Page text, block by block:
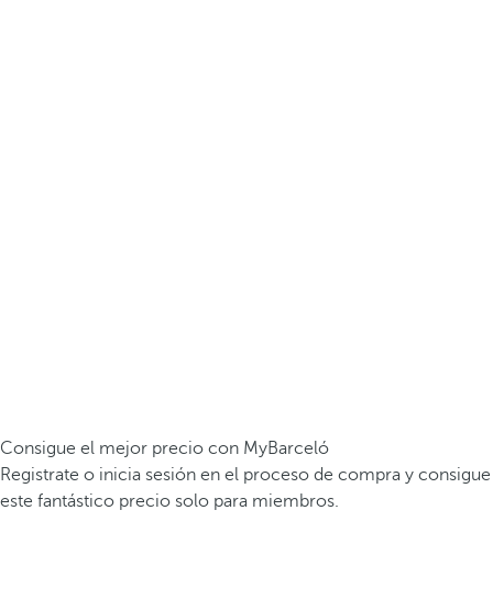
Consigue el mejor precio con MyBarceló
Registrate o inicia sesión en el proceso de compra y consigue
este fantástico precio solo para miembros.